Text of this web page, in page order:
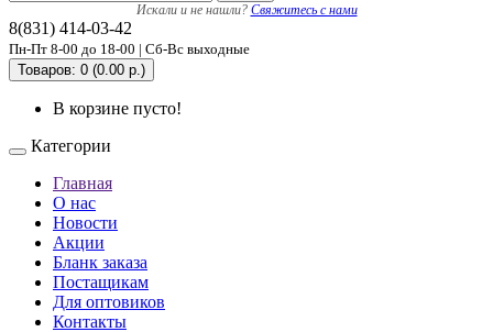
Искали и не нашли? Свяжитесь с нами
8(831) 414-03-42
Пн-Пт 8-00 до 18-00 | Сб-Вс выходные
Товаров: 0 (0.00 р.)
В корзине пусто!
Категории
Главная
О нас
Новости
Акции
Бланк заказа
Постащикам
Для оптовиков
Контакты